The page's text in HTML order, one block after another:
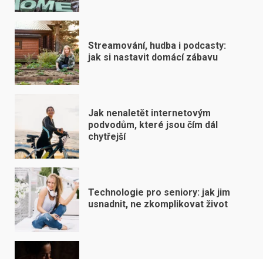
Streamování, hudba i podcasty:
jak si nastavit domácí zábavu
Jak nenaletět internetovým
podvodům, které jsou čím dál
chytřejší
Technologie pro seniory: jak jim
usnadnit, ne zkomplikovat život